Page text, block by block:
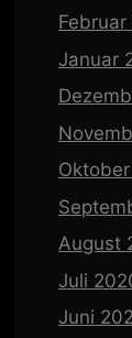
Februar
Januar
August
Juli
Juni